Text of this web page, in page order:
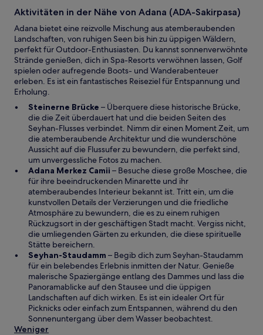
f
e
t
u
e
n
F
e
n
s
r
g
e
ö
f
f
n
e
t
Aktivitäten in der Nähe von Adana (ADA-Sakirpasa)
Adana bietet eine reizvolle Mischung aus atemberaubenden
Landschaften, von ruhigen Seen bis hin zu üppigen Wäldern,
perfekt für Outdoor-Enthusiasten. Du kannst sonnenverwöhnte
Strände genießen, dich in Spa-Resorts verwöhnen lassen, Golf
spielen oder aufregende Boots- und Wanderabenteuer
erleben. Es ist ein fantastisches Reiseziel für Entspannung und
Erholung.
Steinerne Brücke W
i
r
d
i
n
e
i
n
e
m
n
e
e
n
F
e
n
s
t
– Überquere diese historische Brücke,
die die Zeit überdauert hat und die beiden Seiten des
Seyhan-Flusses verbindet. Nimm dir einen Moment Zeit, um
die atemberaubende Architektur und die wunderschöne
Aussicht auf die Flussufer zu bewundern, die perfekt sind,
um unvergessliche Fotos zu machen.
Adana Merkez Camii W
i
r
d
i
n
e
n
e
m
n
e
u
e
– Besuche diese große Moschee, die
für ihre beeindruckenden Minarette und ihr
atemberaubendes Interieur bekannt ist. Tritt ein, um die
kunstvollen Details der Verzierungen und die friedliche
Atmosphäre zu bewundern, die es zu einem ruhigen
Rückzugsort in der geschäftigen Stadt macht. Vergiss nicht,
die umliegenden Gärten zu erkunden, die diese spirituelle
Stätte bereichern.
Seyhan-Staudamm W
i
r
d
i
n
e
– Begib dich zum Seyhan-Staudamm
für ein belebendes Erlebnis inmitten der Natur. Genieße
malerische Spaziergänge entlang des Dammes und lass die
Panoramablicke auf den Stausee und die üppigen
Landschaften auf dich wirken. Es ist ein idealer Ort für
Picknicks oder einfach zum Entspannen, während du den
Sonnenuntergang über dem Wasser beobachtest.
Weniger